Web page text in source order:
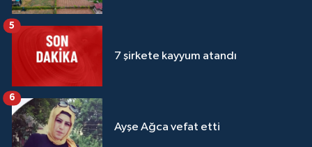
7 şirkete kayyum atandı
5
Ayşe Ağca vefat etti
6